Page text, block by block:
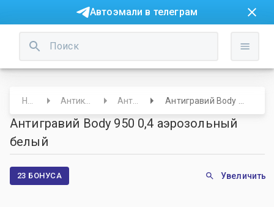
Автоэмали в телеграм
Антигравий Body 950 0,4 аэрозольный
белый
23 БОНУСА Увеличить